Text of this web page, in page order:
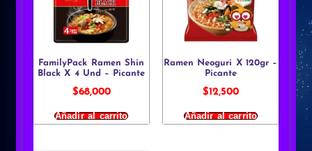
FamilyPack Ramen Shin
Black X 4 Und – Picante
$68,000
Añadir al carrito
Ramen Neoguri X 120gr –
Picante
$12,500
Añadir al carrito